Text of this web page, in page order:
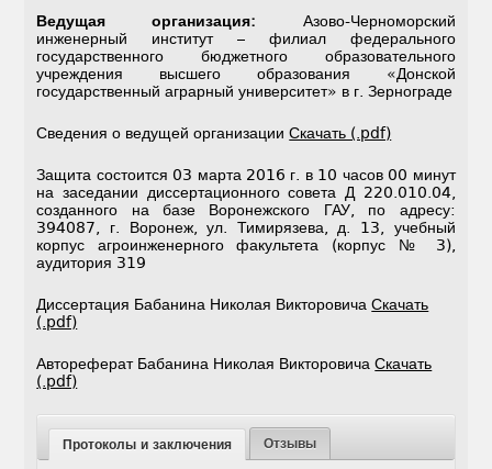
Ведущая организация: Азово-Черноморский
инженерный институт – филиал федерального
государственного бюджетного образовательного
учреждения высшего образования «Донской
государственный аграрный университет» в г. Зернограде
Сведения о ведущей организацииСкачать (.pdf)
Защита состоится 03 марта 2016 г. в 10 часов 00 минут
на заседании диссертационного совета Д 220.010.04,
созданного на базе Воронежского ГАУ, по адресу:
394087, г. Воронеж, ул. Тимирязева, д. 13, учебный
корпус агроинженерного факультета (корпус № 3),
аудитория 319
Диссертация Бабанина Николая ВикторовичаСкачать
(.pdf)
Автореферат Бабанина Николая ВикторовичаСкачать
(.pdf)
Протоколы и заключения Отзывы